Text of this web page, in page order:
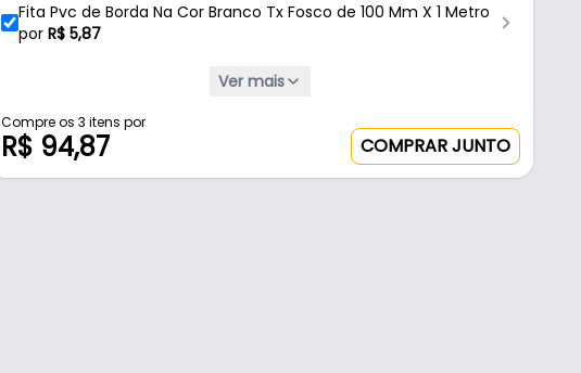
Fita Pvc de Borda Na Cor Branco Tx Fosco de 100 Mm X 1 Metro
por R$ 5,87
Metros Rehau
por R$148,37
Ver mais
Compre os 3 itens por
R$ 94,87 COMPRAR JUNTO